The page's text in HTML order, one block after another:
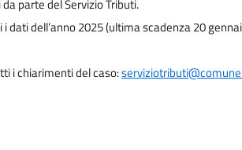
parte del Servizio Tributi.
dell’anno 2025 (ultima scadenza 20
i chiarimenti del caso: